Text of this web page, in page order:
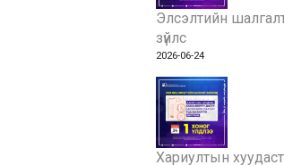
Элсэлтийн
зүйлс
2026-06-24
Хариултын